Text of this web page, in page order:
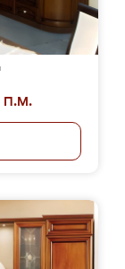
п.м.